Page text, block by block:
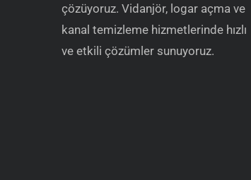
çözüyoruz. Vidanjör, logar açma ve
kanal temizleme hizmetlerinde hızlı
ve etkili çözümler sunuyoruz.